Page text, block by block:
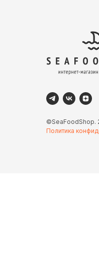
©SeaFoodShop.
Политика